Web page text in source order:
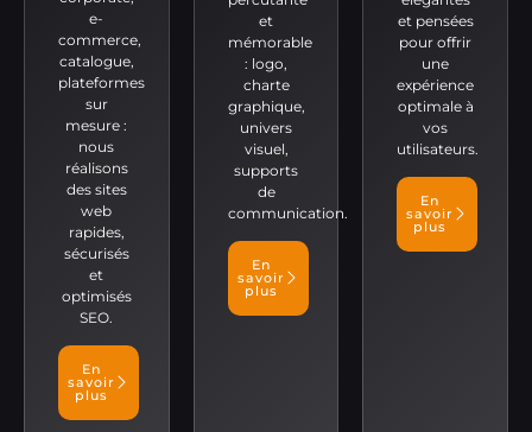
e-
commerce,
catalogue,
plateformes
sur
mesure :
nous
réalisons
des sites
web
rapides,
sécurisés
et
optimisés
SEO.
En
savoir
plus
et
mémorable
: logo,
charte
graphique,
univers
visuel,
supports
de
communication.
En
savoir
plus
et pensées
pour offrir
une
expérience
optimale à
vos
utilisateurs.
En
savoir
plus